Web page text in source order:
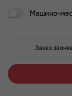
Жилой комплекс-
близость
учреждений.
«Динамо». В жилом
одно-, двух-и
Машино-
Заказ звонка